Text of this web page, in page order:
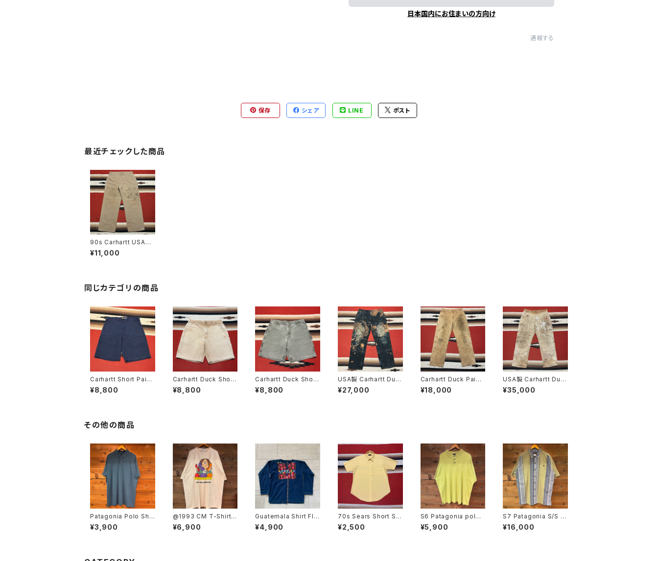
日本国内にお住まいの方向け
通報する
保存 シェア LINE ポスト
最近チェックした商品
90s Carhartt USA製
Duck Painter Pants
" As Is " size W32
¥11,000
同じカテゴリの商品
Carhartt Short Paint
er W34
¥8,800
Carhartt Duck Short
Painter W36
¥8,800
Carhartt Duck Short
Painter W36
¥8,800
USA製 Carhartt Duc
k Painter "Double K
nee"
¥27,000
Carhartt Duck Paint
er "Double Knee" W
31
¥18,000
USA製 Carhartt Duc
k Painter "Double K
nee" W36
¥35,000
その他の商品
Patagonia Polo Shir
t SIZE:XL
¥3,900
@1993 CM T-Shirt
USA MADE SIZE:3XL
¥6,900
Guatemala Shirt Flo
wer
¥4,900
70s Sears Short Sle
eve Shirt size XL
¥2,500
S6 Patagonia polo
shirt SIZE:XL
¥5,900
S7 Patagonia S/S S
hirt SIZE:M
¥16,000